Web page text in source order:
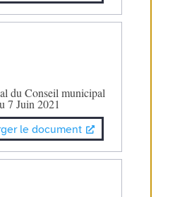
du Conseil municipal
7 Juin 2021
le document